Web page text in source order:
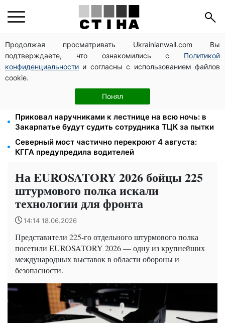
Продолжая просматривать Ukrainianwall.com Вы
подтверждаете, что ознакомились с Политикой
конфиденциальности и согласны с использованием файлов
cookie.
Понял
2000 грн в квартал от фонда США: люди с
инвалидностью I-II группы и пенсионеры 60+
получат выплаты
Тарифы на воду взлетели до 91,24 грн/куб, газ
может достичь 15 грн: коммунальные цены в
Приковал наручниками к лестнице на всю ночь: в
Закарпатье будут судить сотрудника ТЦК за пытки
Северный мост частично перекроют 4 августа:
КГГА предупредила водителей
На EUROSATORY 2026 бойцы 225
штурмового полка искали
технологии для фронта
14:14 18.06.2026
Представители 225-го отдельного штурмового полка
посетили EUROSATORY 2026 — одну из крупнейших
международных выставок в области обороны и
безопасности.